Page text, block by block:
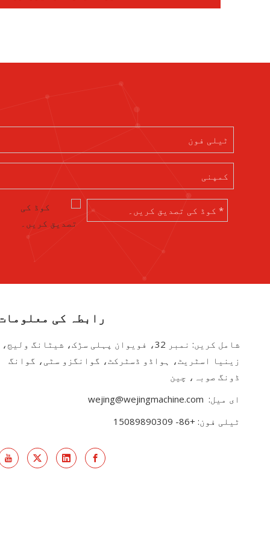
رابطہ کی
شامل کریں: نمبر 32، فویوان پہلی سڑک، شیٹانگ ولیج،
زینیا اسٹریٹ، ہواڈو ڈسٹرکٹ، گوانگزو سٹی، گوانگ
ڈونگ صوبہ، چین
ای میل: wejing@wejingmachine.com
ٹیلی فون: +86- 15089890309